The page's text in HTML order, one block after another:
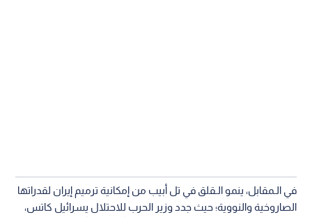
في الـمقابل، ينمو الـقلق في تل أبيب من إمكانية ترميم إيران لقدراتها
الصاروخية والنووية؛ حيث جدد وزير الحرب للاحتلال يسرائيل كاتس،